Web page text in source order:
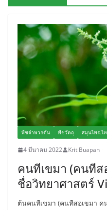
พืชจำพวกต้น พืชวัตถุ สมุนไพร.ไ
4 มีนาคม 2022 Krit Buapan
คนทีเขมา (คนที
ชื่อวิทยาศาสตร์
ต้นคนทีเขมา (คนทีสอเขมา ค